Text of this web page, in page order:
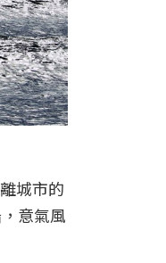
城市的
意氣風